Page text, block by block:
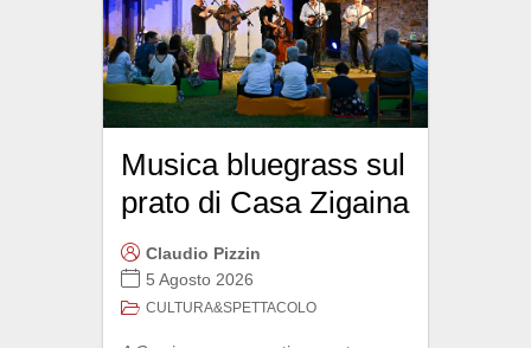
Musica bluegrass sul
prato di Casa Zigaina
Claudio Pizzin
5 Agosto 2026
CULTURA&SPETTACOLO